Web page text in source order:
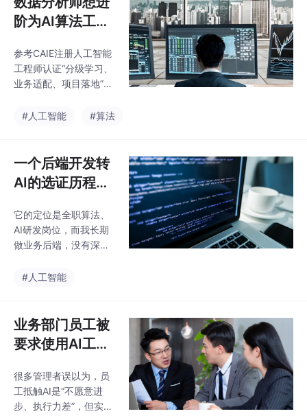
阶为AI算法工程
吗？
参考CAIE注册人工智能
工程师认证“分级学习、
业务适配、项目落地”的
析师的职场成长节奏，
果，平稳突破职业瓶
颈，顺利进阶AI算法赛
道，解锁更高的职场价
重优势的分析师，相比
其他岗位，转型容错率
更高、落地性更强，唯
学、算法、工程、项目
逻辑、挖掘数据价值，
熟悉数据分布
#人工智能 #算法
一个后端开发转
AI的选证历程：
定适合的那一个
它的定位是全职算法、
AI研发岗位，而我长期
做业务后端，没有深厚
学习不仅难度极大，学
节，对我的转型帮助有
限。我备考期间，就把
学到的AI数据处理、Ag
的开发项目里，丰富了
简历的实战案例，彻底
摆脱了传统后端的单一
#人工智能
业务部门员工被
要求使用AI工
怎么办？
很多管理者误以为，员
工抵触AI是“不愿意进
步、执行力差”，但实际